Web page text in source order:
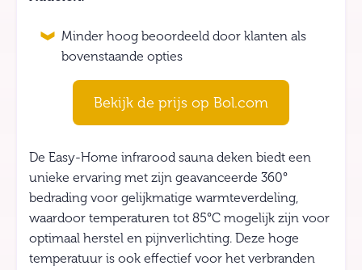
Minder hoog beoordeeld door klanten als
bovenstaande opties
Bekijk de prijs op Bol.com
De Easy-Home infrarood sauna deken biedt een
unieke ervaring met zijn geavanceerde 360°
bedrading voor gelijkmatige warmteverdeling,
waardoor temperaturen tot 85°C mogelijk zijn voor
optimaal herstel en pijnverlichting. Deze hoge
temperatuur is ook effectief voor het verbranden